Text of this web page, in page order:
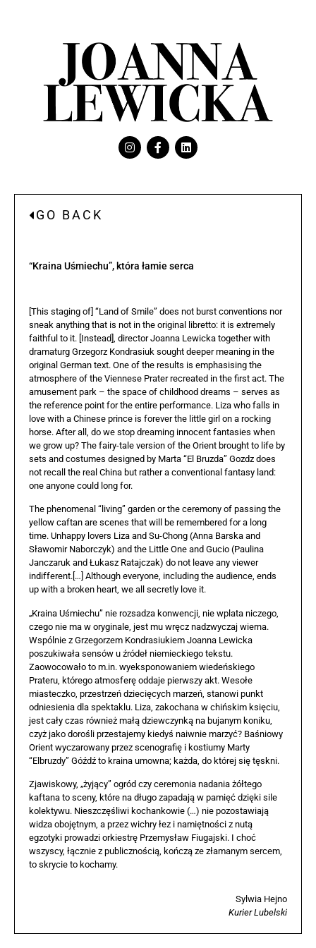
GO BACK
“Kraina Uśmiechu”, która łamie serca
[This staging of] “Land of Smile” does not burst conventions nor
sneak anything that is not in the original libretto: it is extremely
faithful to it. [Instead], director Joanna Lewicka together with
dramaturg Grzegorz Kondrasiuk sought deeper meaning in the
original German text. One of the results is emphasising the
atmosphere of the Viennese Prater recreated in the first act. The
amusement park – the space of childhood dreams – serves as
the reference point for the entire performance. Liza who falls in
love with a Chinese prince is forever the little girl on a rocking
horse. After all, do we stop dreaming innocent fantasies when
we grow up? The fairy-tale version of the Orient brought to life by
sets and costumes designed by Marta “El Bruzda” Gozdz does
not recall the real China but rather a conventional fantasy land:
one anyone could long for.
The phenomenal “living” garden or the ceremony of passing the
yellow caftan are scenes that will be remembered for a long
time. Unhappy lovers Liza and Su-Chong (Anna Barska and
Sławomir Naborczyk) and the Little One and Gucio (Paulina
Janczaruk and Łukasz Ratajczak) do not leave any viewer
indifferent.[…] Although everyone, including the audience, ends
up with a broken heart, we all secretly love it.
„Kraina Uśmiechu” nie rozsadza konwencji, nie wplata niczego,
czego nie ma w oryginale, jest mu wręcz nadzwyczaj wierna.
Wspólnie z Grzegorzem Kondrasiukiem Joanna Lewicka
poszukiwała sensów u źródeł niemieckiego tekstu.
Zaowocowało to m.in. wyeksponowaniem wiedeńskiego
Prateru, którego atmosferę oddaje pierwszy akt. Wesołe
miasteczko, przestrzeń dziecięcych marzeń, stanowi punkt
odniesienia dla spektaklu. Liza, zakochana w chińskim księciu,
jest cały czas również małą dziewczynką na bujanym koniku,
czyż jako dorośli przestajemy kiedyś naiwnie marzyć? Baśniowy
Orient wyczarowany przez scenografię i kostiumy Marty
“Elbruzdy” Góźdź to kraina umowna; każda, do której się tęskni.
Zjawiskowy, „żyjący” ogród czy ceremonia nadania żółtego
kaftana to sceny, które na długo zapadają w pamięć dzięki sile
kolektywu. Nieszczęśliwi kochankowie (…) nie pozostawiają
widza obojętnym, a przez wichry łez i namiętności z nutą
egzotyki prowadzi orkiestrę Przemysław Fiugajski. I choć
wszyscy, łącznie z publicznością, kończą ze złamanym sercem,
to skrycie to kochamy.
Sylwia Hejno
Kurier Lubelski